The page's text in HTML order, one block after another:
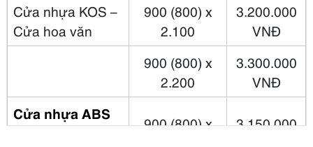
Cửa nhựa KOS –
Cửa hoa văn
900 (800) x
2.100
3.200.000
VNĐ
900 (800) x
2.200
3.300.000
VNĐ
Cửa nhựa ABS
Hàn QuốcKOS –
900 (800) x
3.150.000